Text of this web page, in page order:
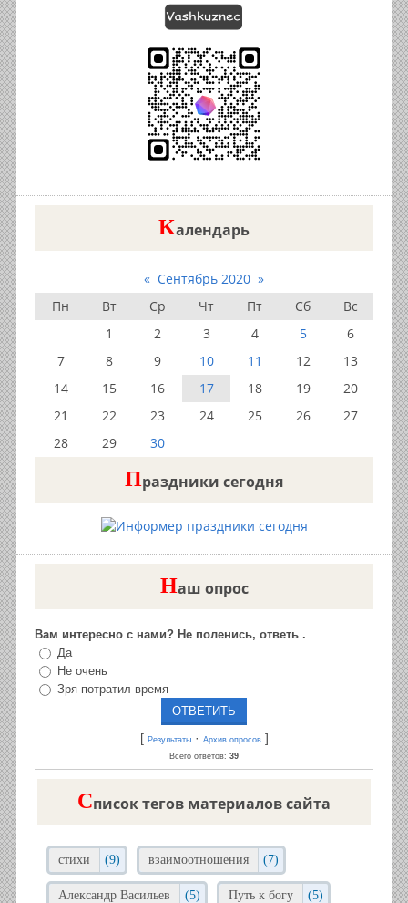
Kалендарь
« Сентябрь 2020 »
Пн
Вт Ср Чт Пт Сб
Вс
1
2 3 4 5
6
7
8 9 10 11 12
13
14
15 16 17 18 19
20
21
22 23 24 25 26
27
28
29 30
Праздники сегодня
Наш опрос
Вам интересно с нами? Не поленись, ответь .
Да
Не очень
Зря потратил время
[ Результаты· Архив опросов]
Всего ответов: 39
Cписок тегов материалов сайта
стихи (9) взаимоотношения (7)
Александр Васильев (5) Путь к богу (5)